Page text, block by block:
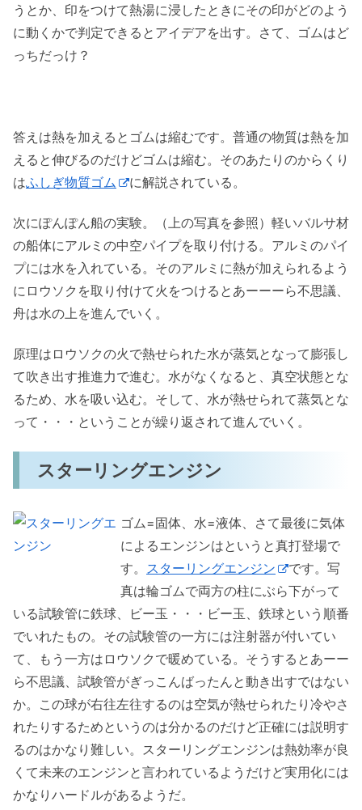
うとか、印をつけて熱湯に浸したときにその印がどのよう
に動くかで判定できるとアイデアを出す。さて、ゴムはど
っちだっけ？
答えは熱を加えるとゴムは縮むです。普通の物質は熱を加
えると伸びるのだけどゴムは縮む。そのあたりのからくり
はふしぎ物質ゴム に解説されている。
次にぽんぽん船の実験。（上の写真を参照）軽いバルサ材
の船体にアルミの中空パイプを取り付ける。アルミのパイ
プには水を入れている。そのアルミに熱が加えられるよう
にロウソクを取り付けて火をつけるとあーーーら不思議、
舟は水の上を進んでいく。
原理はロウソクの火で熱せられた水が蒸気となって膨張し
て吹き出す推進力で進む。水がなくなると、真空状態とな
るため、水を吸い込む。そして、水が熱せられて蒸気とな
って・・・ということが繰り返されて進んでいく。
スターリングエンジン
ゴム=固体、水=液体、さて最後に気体
によるエンジンはというと真打登場で
す。 スターリングエンジン
です。写
真は輪ゴムで両方の柱にぶら下がって
いる試験管に鉄球、ビー玉・・・ビー玉、鉄球という順番
でいれたもの。その試験管の一方には注射器が付いてい
て、もう一方はロウソクで暖めている。そうするとあーー
ら不思議、試験管がぎっこんばったんと動き出すではない
か。この球が右往左往するのは空気が熱せられたり冷やさ
れたりするためというのは分かるのだけど正確には説明す
るのはかなり難しい。スターリングエンジンは熱効率が良
くて未来のエンジンと言われているようだけど実用化には
かなりハードルがあるようだ。